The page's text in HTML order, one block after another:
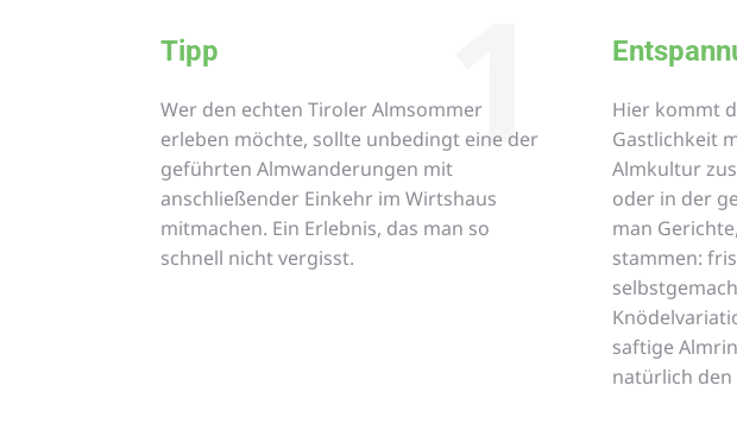
1
Tipp
Wer den echten Tiroler Almsommer
erleben möchte, sollte unbedingt eine der
geführten Almwanderungen mit
anschließender Einkehr im Wirtshaus
mitmachen. Ein Erlebnis, das man so
schnell nicht vergisst.
Hier kommt
Gastlichkeit
Almkultur
oder in der
man
stammen:
saftige
natürlich